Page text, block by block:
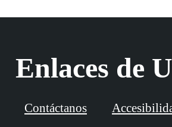
Enlaces de
Contáctanos